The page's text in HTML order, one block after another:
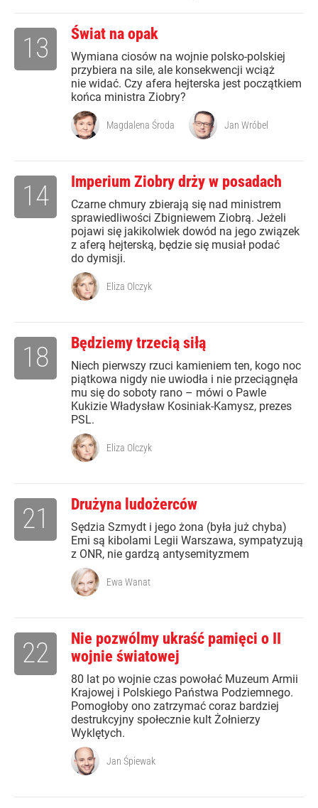
Świat na opak
Wymiana ciosów na wojnie polsko-polskiej
przybiera na sile, ale konsekwencji wciąż
nie widać. Czy afera hejterska jest początkiem
końca ministra Ziobry?
13
Magdalena Środa Jan Wróbel
Imperium Ziobry drży w posadach
Czarne chmury zbierają się nad ministrem
sprawiedliwości Zbigniewem Ziobrą. Jeżeli
pojawi się jakikolwiek dowód na jego związek
z aferą hejterską, będzie się musiał podać
do dymisji.
14
Eliza Olczyk
Będziemy trzecią siłą
Niech pierwszy rzuci kamieniem ten, kogo noc
piątkowa nigdy nie uwiodła i nie przeciągnęła
mu się do soboty rano – mówi o Pawle
Kukizie Władysław Kosiniak-Kamysz, prezes
PSL.
18
Eliza Olczyk
Drużyna ludożerców
Sędzia Szmydt i jego żona (była już chyba)
Emi są kibolami Legii Warszawa, sympatyzują
z ONR, nie gardzą antysemityzmem
21
Ewa Wanat
Nie pozwólmy ukraść pamięci o II
wojnie światowej
80 lat po wojnie czas powołać Muzeum Armii
Krajowej i Polskiego Państwa Podziemnego.
Pomogłoby ono zatrzymać coraz bardziej
destrukcyjny społecznie kult Żołnierzy
Wyklętych.
22
Jan Śpiewak